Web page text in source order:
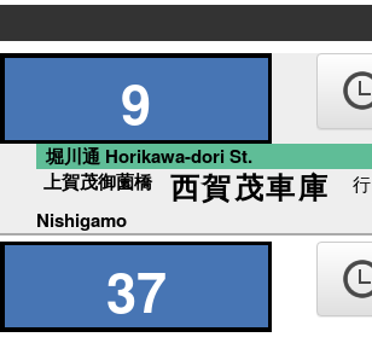
の
9
堀川通 Horikawa-dori St.
上賀茂御薗橋
西賀茂車庫 行
Nishigamo
37